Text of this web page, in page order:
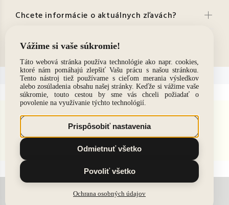
Chcete informácie o aktuálnych zľavách?
Kontakt
© 2021. Všetky práva vyhradené
BACK TO TOP